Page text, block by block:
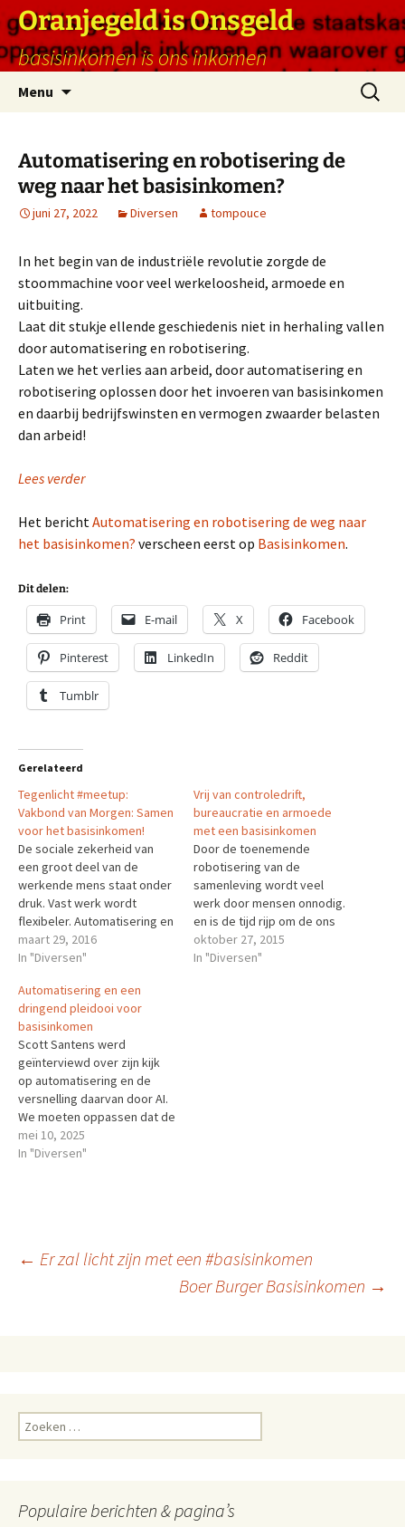
naar
de
inhoud
Oranjegeld is Onsgeld
basisinkomen is ons inkomen
Menu
Zoeken
naar:
Automatisering en robotisering de
weg naar het basisinkomen?
juni 27, 2022 Diversen tompouce
In het begin van de industriële revolutie zorgde de
stoommachine voor veel werkeloosheid, armoede en
uitbuiting.
Laat dit stukje ellende geschiedenis niet in herhaling vallen
door automatisering en robotisering.
Laten we het verlies aan arbeid, door automatisering en
robotisering oplossen door het invoeren van basisinkomen
en daarbij bedrijfswinsten en vermogen zwaarder belasten
dan arbeid!
Lees verder
Het berichtAutomatisering en robotisering de weg naar
het basisinkomen? verscheen eerst op Basisinkomen.
Dit delen:
Print E-mail X Facebook
Pinterest LinkedIn Reddit
Tumblr
Gerelateerd
Tegenlicht #meetup:
Vakbond van Morgen: Samen
voor het basisinkomen!
De sociale zekerheid van
een groot deel van de
werkende mens staat onder
druk. Vast werk wordt
flexibeler. Automatisering en
robotisering zullen menselijk
werk steeds meer
werkende mens
maart 29, 2016
In "Diversen"
Vrij van controledrift,
bureaucratie en armoede
met een basisinkomen
Door de toenemende
robotisering van de
samenleving wordt veel
werk door mensen onnodig.
en is de tijd rijp om de ons
sociale stelsel drastisch te
vernieuwen. Veel mensen
oktober 27, 2015
In "Diversen"
Automatisering en een
dringend pleidooi voor
basisinkomen
Scott Santens werd
geïnterviewd over zijn kijk
op automatisering en de
versnelling daarvan door AI.
We moeten oppassen dat de
ongelijkheid niet nog verder
toeneemt dan de afgelopen
het nalaten zijn de kosten
mei 10, 2025
In "Diversen"
Berichtnavigatie
← Er zal licht zijn met een #basisinkomen
Boer Burger Basisinkomen →
Zoeken
naar:
Populaire berichten & pagina’s